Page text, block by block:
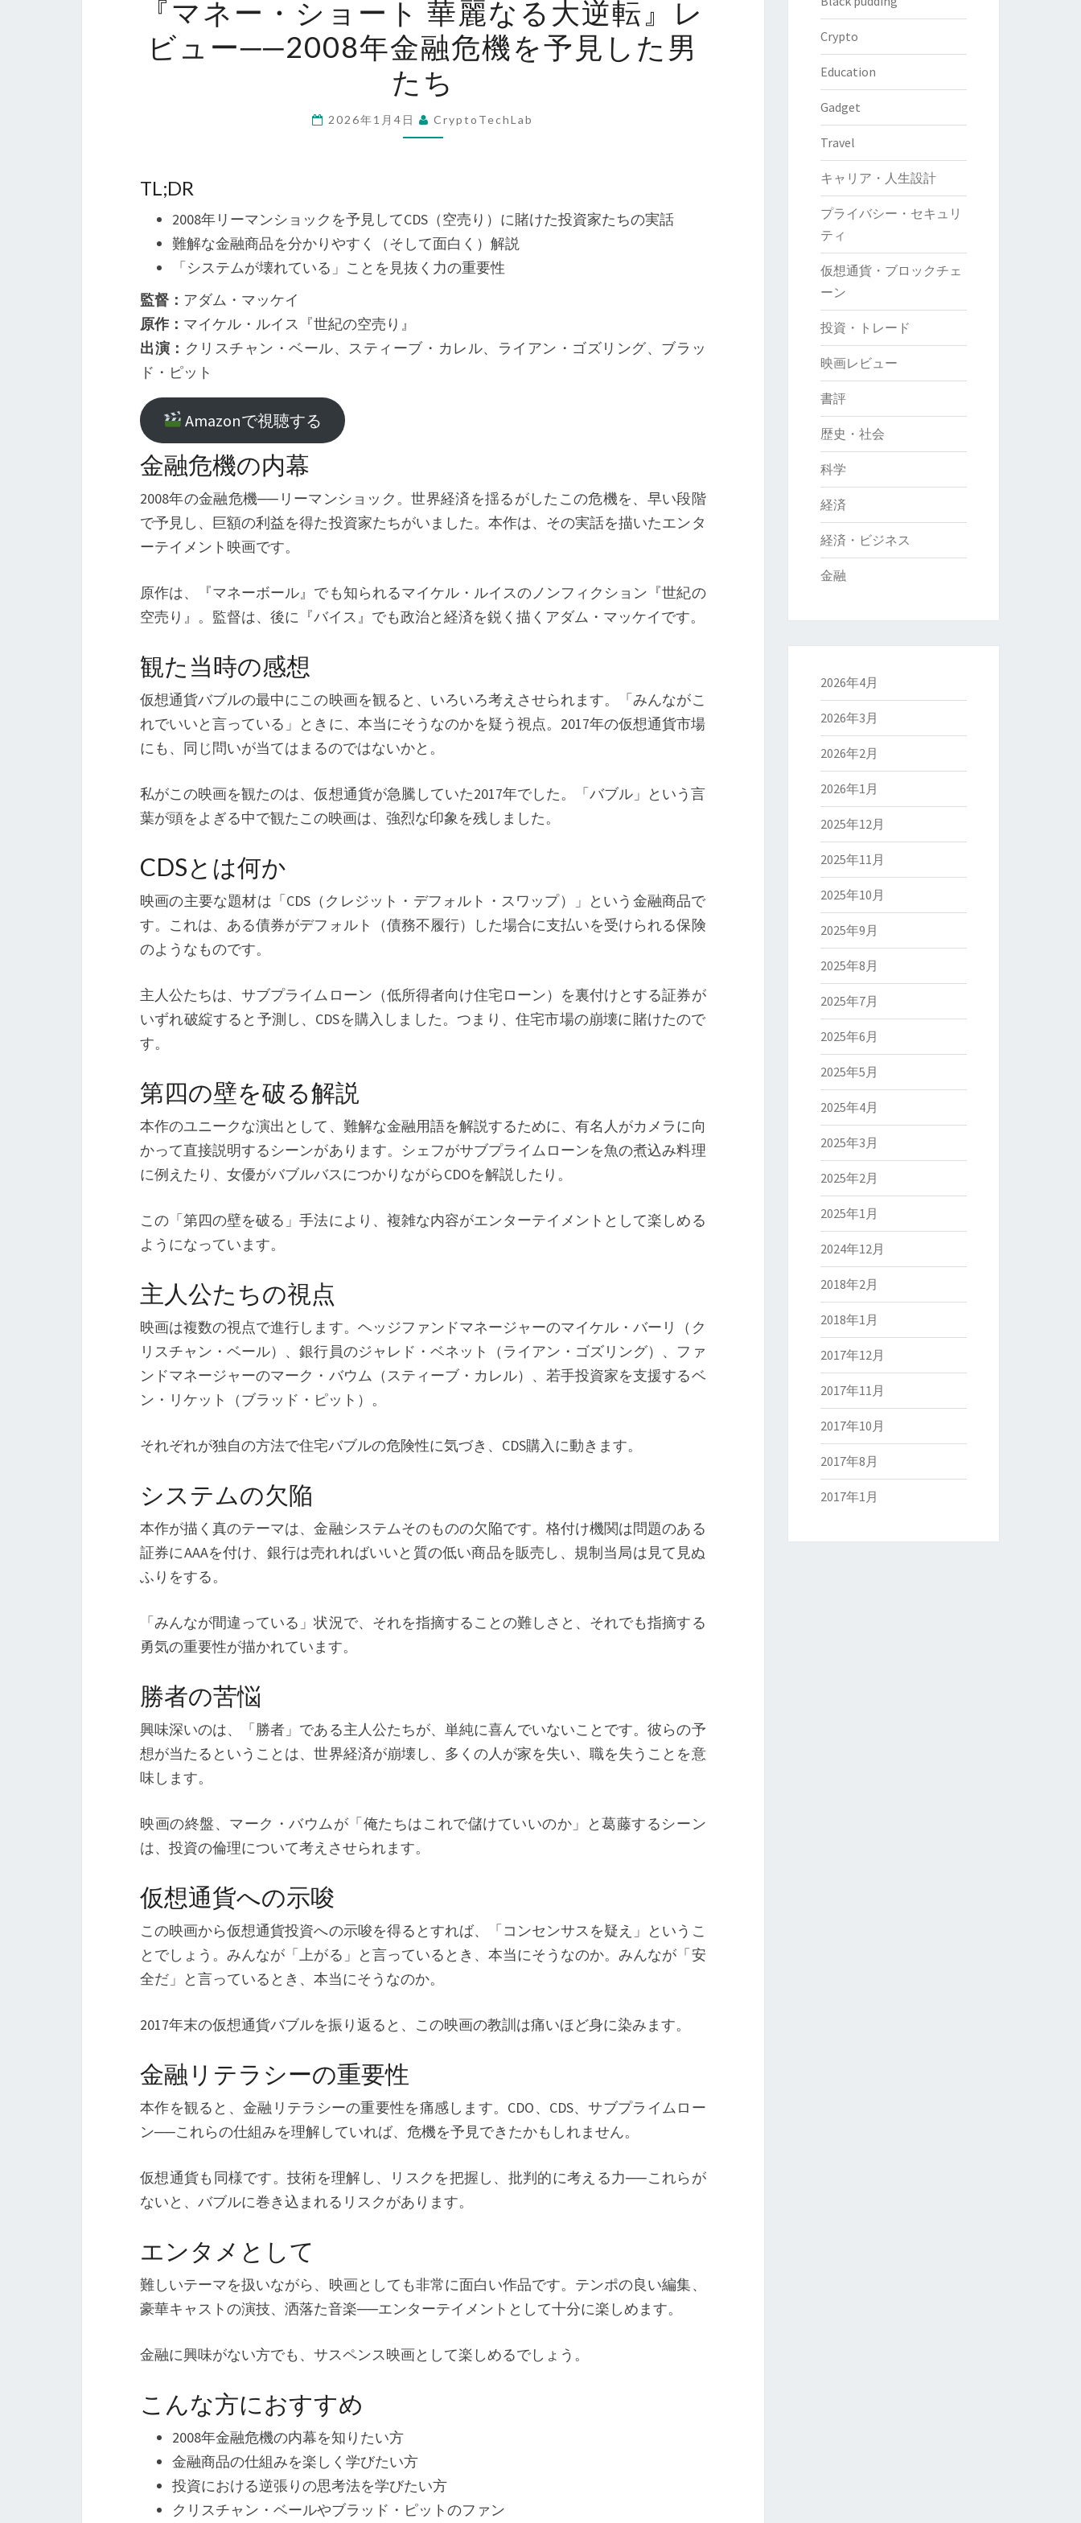
ネ
ー・
シ
ョ
ー
ト
る
大
逆
ビ
融
危
予
見
た
ち
『マネー・ショート 華麗なる大逆転』レ
ビュー──2008年金融危機を予見した男
たち
2026年1月4日 CryptoTechLab
TL;DR
2008年リーマンショックを予見してCDS（空売り）に賭けた投資家たちの実話
難解な金融商品を分かりやすく（そして面白く）解説
「システムが壊れている」ことを見抜く力の重要性
監督： アダム・マッケイ
原作： マイケル・ルイス『世紀の空売り』
出演： クリスチャン・ベール、スティーブ・カレル、ライアン・ゴズリング、ブラッ
ド・ピット
Amazonで視聴する
金融危機の内幕
2008年の金融危機──リーマンショック。世界経済を揺るがしたこの危機を、早い段階
で予見し、巨額の利益を得た投資家たちがいました。本作は、その実話を描いたエンタ
ーテイメント映画です。
原作は、『マネーボール』でも知られるマイケル・ルイスのノンフィクション『世紀の
空売り』。監督は、後に『バイス』でも政治と経済を鋭く描くアダム・マッケイです。
観た当時の感想
仮想通貨バブルの最中にこの映画を観ると、いろいろ考えさせられます。「みんながこ
れでいいと言っている」ときに、本当にそうなのかを疑う視点。2017年の仮想通貨市場
にも、同じ問いが当てはまるのではないかと。
私がこの映画を観たのは、仮想通貨が急騰していた2017年でした。「バブル」という言
葉が頭をよぎる中で観たこの映画は、強烈な印象を残しました。
CDSとは何か
映画の主要な題材は「CDS（クレジット・デフォルト・スワップ）」という金融商品で
す。これは、ある債券がデフォルト（債務不履行）した場合に支払いを受けられる保険
のようなものです。
主人公たちは、サブプライムローン（低所得者向け住宅ローン）を裏付けとする証券が
いずれ破綻すると予測し、CDSを購入しました。つまり、住宅市場の崩壊に賭けたので
す。
第四の壁を破る解説
本作のユニークな演出として、難解な金融用語を解説するために、有名人がカメラに向
かって直接説明するシーンがあります。シェフがサブプライムローンを魚の煮込み料理
に例えたり、女優がバブルバスにつかりながらCDOを解説したり。
この「第四の壁を破る」手法により、複雑な内容がエンターテイメントとして楽しめる
ようになっています。
主人公たちの視点
映画は複数の視点で進行します。ヘッジファンドマネージャーのマイケル・バーリ（ク
リスチャン・ベール）、銀行員のジャレド・ベネット（ライアン・ゴズリング）、ファ
ンドマネージャーのマーク・バウム（スティーブ・カレル）、若手投資家を支援するベ
ン・リケット（ブラッド・ピット）。
それぞれが独自の方法で住宅バブルの危険性に気づき、CDS購入に動きます。
システムの欠陥
本作が描く真のテーマは、金融システムそのものの欠陥です。格付け機関は問題のある
証券にAAAを付け、銀行は売れればいいと質の低い商品を販売し、規制当局は見て見ぬ
ふりをする。
「みんなが間違っている」状況で、それを指摘することの難しさと、それでも指摘する
勇気の重要性が描かれています。
勝者の苦悩
興味深いのは、「勝者」である主人公たちが、単純に喜んでいないことです。彼らの予
想が当たるということは、世界経済が崩壊し、多くの人が家を失い、職を失うことを意
味します。
映画の終盤、マーク・バウムが「俺たちはこれで儲けていいのか」と葛藤するシーン
は、投資の倫理について考えさせられます。
仮想通貨への示唆
この映画から仮想通貨投資への示唆を得るとすれば、「コンセンサスを疑え」というこ
とでしょう。みんなが「上がる」と言っているとき、本当にそうなのか。みんなが「安
全だ」と言っているとき、本当にそうなのか。
2017年末の仮想通貨バブルを振り返ると、この映画の教訓は痛いほど身に染みます。
金融リテラシーの重要性
本作を観ると、金融リテラシーの重要性を痛感します。CDO、CDS、サブプライムロー
ン──これらの仕組みを理解していれば、危機を予見できたかもしれません。
仮想通貨も同様です。技術を理解し、リスクを把握し、批判的に考える力──これらが
ないと、バブルに巻き込まれるリスクがあります。
エンタメとして
難しいテーマを扱いながら、映画としても非常に面白い作品です。テンポの良い編集、
豪華キャストの演技、洒落た音楽──エンターテイメントとして十分に楽しめます。
金融に興味がない方でも、サスペンス映画として楽しめるでしょう。
こんな方におすすめ
2008年金融危機の内幕を知りたい方
金融商品の仕組みを楽しく学びたい方
投資における逆張りの思考法を学びたい方
クリスチャン・ベールやブラッド・ピットのファン
Crypto
Education
Gadget
Travel
キャリア・人生設計
プライバシー・セキュリ
ティ
仮想通貨・ブロックチェ
ーン
投資・トレード
映画レビュー
書評
歴史・社会
科学
経済
経済・ビジネス
金融
2026年4月
2026年3月
2026年2月
2026年1月
2025年12月
2025年11月
2025年10月
2025年9月
2025年8月
2025年7月
2025年6月
2025年5月
2025年4月
2025年3月
2025年2月
2025年1月
2024年12月
2018年2月
2018年1月
2017年12月
2017年11月
2017年10月
2017年8月
2017年1月